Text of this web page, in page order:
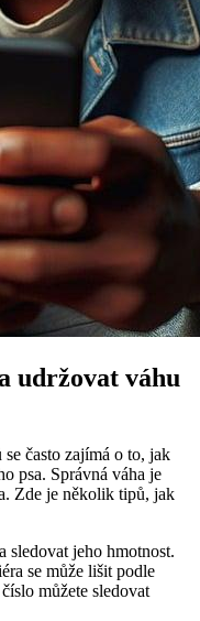
udržovat váhu
často zajímá o to, jak
psa. Správná váha je
Zde je několik tipů, jak
sledovat jeho hmotnost.
se může lišit podle
můžete sledovat